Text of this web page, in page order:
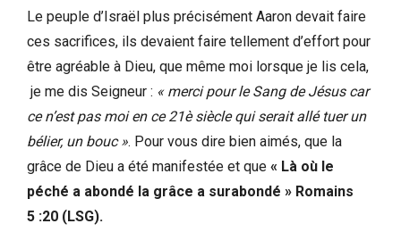
Le peuple d’Israël plus précisément Aaron devait faire
ces sacrifices, ils devaient faire tellement d’effort pour
être agréable à Dieu, que même moi lorsque je lis cela,
je me dis Seigneur : « merci pour le Sang de Jésus car
ce n’est pas moi en ce 21è siècle qui serait allé tuer un
bélier, un bouc ». Pour vous dire bien aimés, que la
grâce de Dieu a été manifestée et que « Là où le
péché a abondé la grâce a surabondé » Romains
5 :20 (LSG).